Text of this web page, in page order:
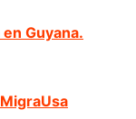
Guyana.